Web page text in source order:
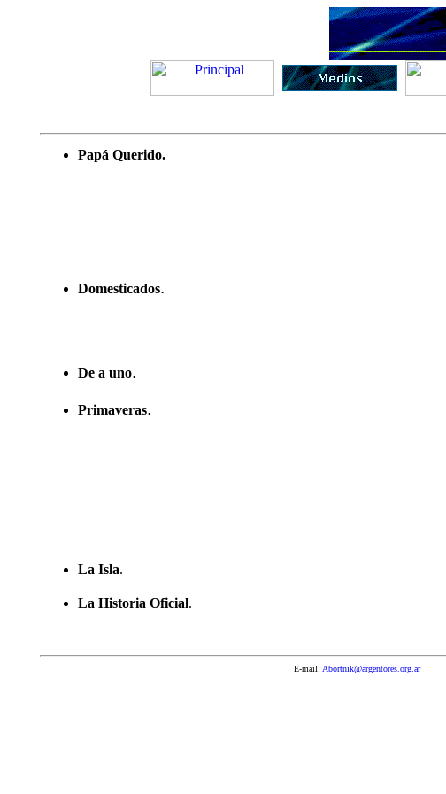
Papá Querido.
Domesticados.
De a uno.
Primaveras.
La Isla.
La Historia Oficial.
E-mail: Abortnik@argentores.org.ar